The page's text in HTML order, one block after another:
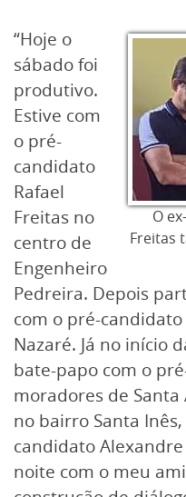
O
Freitas
“Hoje o
sábado foi
produtivo.
Estive com
o pré-
candidato
Rafael
Freitas no
centro de
Engenheiro
Pedreira. Depois
com o pré-
Nazaré. Já no início
bate-papo com o
moradores de Santa
no bairro Santa
candidato
noite com o meu